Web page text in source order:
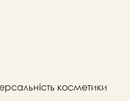
косметики